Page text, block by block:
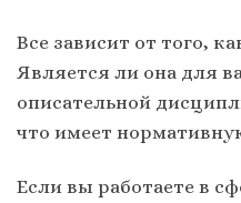
Все зависит от того,
Является ли она для
описательной
что имеет
Если вы работаете в